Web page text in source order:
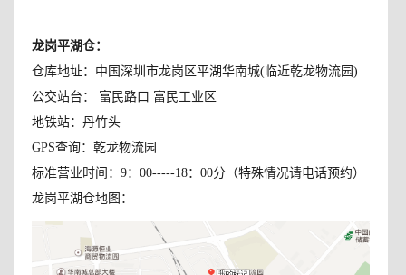
龙岗平湖仓：
仓库地址：中国深圳市龙岗区平湖华南城(临近乾龙物流园)
公交站台： 富民路口 富民工业区
地铁站：丹竹头
GPS查询：乾龙物流园
标准营业时间：9：00-----18：00分（特殊情况请电话预约）
龙岗平湖仓地图：